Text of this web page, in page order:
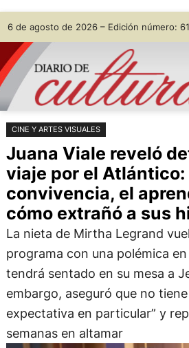
Saltar
al
contenido
Skip
to
content
6 de agosto de 2026 – Edición número:
CINE Y ARTES VISUALES
Juana Viale reveló
viaje por el Atlántico:
convivencia, el
cómo extrañó a sus
La nieta de Mirtha Legrand
programa con una polémica
tendrá sentado en su mesa a
embargo, aseguró que no
expectativa en particular” y
semanas en altamar